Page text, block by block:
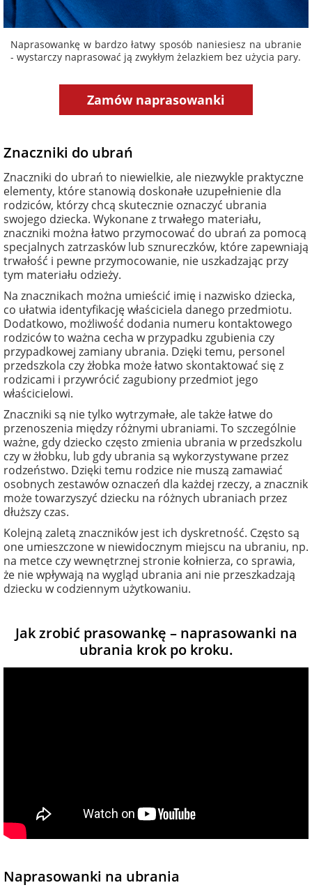
Naprasowankę w bardzo łatwy sposób naniesiesz na ubranie
- wystarczy naprasować ją zwykłym żelazkiem bez użycia pary.
Zamów naprasowanki
Znaczniki do ubrań
Znaczniki do ubrań to niewielkie, ale niezwykle praktyczne
elementy, które stanowią doskonałe uzupełnienie dla
rodziców, którzy chcą skutecznie oznaczyć ubrania
swojego dziecka. Wykonane z trwałego materiału,
znaczniki można łatwo przymocować do ubrań za pomocą
specjalnych zatrzasków lub sznureczków, które zapewniają
trwałość i pewne przymocowanie, nie uszkadzając przy
tym materiału odzieży.
Na znacznikach można umieścić imię i nazwisko dziecka,
co ułatwia identyfikację właściciela danego przedmiotu.
Dodatkowo, możliwość dodania numeru kontaktowego
rodziców to ważna cecha w przypadku zgubienia czy
przypadkowej zamiany ubrania. Dzięki temu, personel
przedszkola czy żłobka może łatwo skontaktować się z
rodzicami i przywrócić zagubiony przedmiot jego
właścicielowi.
Znaczniki są nie tylko wytrzymałe, ale także łatwe do
przenoszenia między różnymi ubraniami. To szczególnie
ważne, gdy dziecko często zmienia ubrania w przedszkolu
czy w żłobku, lub gdy ubrania są wykorzystywane przez
rodzeństwo. Dzięki temu rodzice nie muszą zamawiać
osobnych zestawów oznaczeń dla każdej rzeczy, a znacznik
może towarzyszyć dziecku na różnych ubraniach przez
dłuższy czas.
Kolejną zaletą znaczników jest ich dyskretność. Często są
one umieszczone w niewidocznym miejscu na ubraniu, np.
na metce czy wewnętrznej stronie kołnierza, co sprawia,
że nie wpływają na wygląd ubrania ani nie przeszkadzają
dziecku w codziennym użytkowaniu.
Jak zrobić prasowankę – naprasowanki na
ubrania krok po kroku.
Naprasowanki na ubrania